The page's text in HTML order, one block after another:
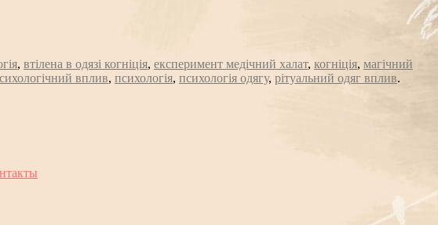
, втілена в одязі когніція, експеримент медічний халат, когніція, магічний
вплив, психологія, психологія одягу, рітуальний одяг вплив.